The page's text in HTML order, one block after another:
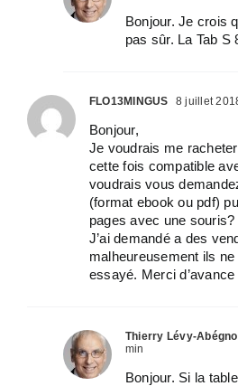
Bonjour. Je crois
pas sûr. La Tab S
FLO13MINGUS 8 juillet
Bonjour,
Je voudrais me
cette fois compatible
voudrais vous
(format ebook ou pdf)
pages avec une souris?
J’ai demandé a des
malheureusement ils
essayé. Merci d’avance
Thierry Lévy-
min
Bonjour. Si la